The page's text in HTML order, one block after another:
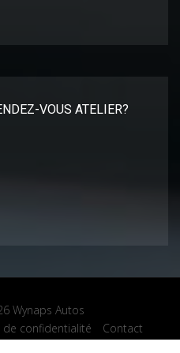
VOUS ATELIER?
Wynaps Autos
de confidentialité Contact